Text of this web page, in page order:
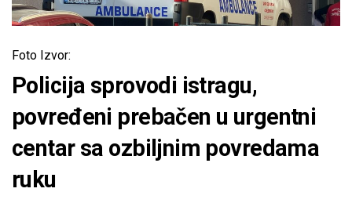
Foto Izvor:
Policija sprovodi istragu,
povređeni prebačen u urgentni
centar sa ozbiljnim povredama
ruku